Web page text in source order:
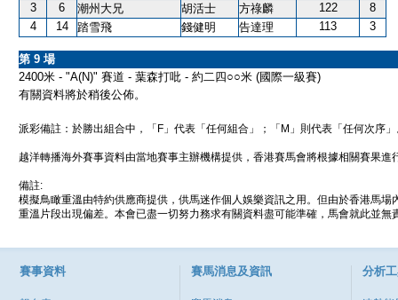
3
6 潮州大兄 胡活士 方祿麟 122
8
4
14 踏雪飛 錢健明 告達理 113 3
第 9 場
2400米 - "A(N)" 賽道 - 葉森打吡 - 約二四○○米 (國際一級賽)
有關資料將於稍後公佈。
派彩備註：於勝出組合中，「F」代表「任何組合」；「M」則代表「任何次序
越洋轉播海外賽事資料由當地賽事主辦機構提供，香港賽馬會將根據相關賽果進
備註:
模擬鳥瞰重溫由特約供應商提供，供馬迷作個人娛樂資訊之用。但由於香港馬
重溫片段出現偏差。本會已盡一切努力務求有關資料盡可能準確，馬會就此並
賽事資料 賽馬消息及資訊 分析